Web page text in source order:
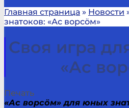
Главная страница » Новости
знатоков: «Ас ворсӧм»
Своя игра
«Ас
Печать
«Ас ворсӧм» для юных